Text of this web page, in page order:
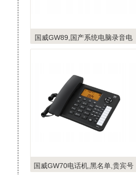
国威GW89,国产系统电脑录音电
国威GW70电话机,黑名单,贵宾号